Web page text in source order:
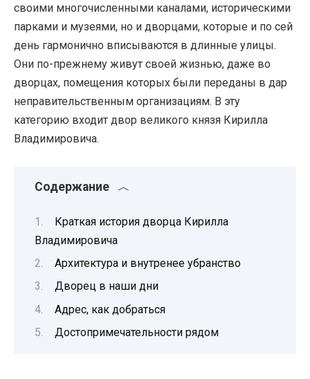
своими многочисленными каналами, историческими
парками и музеями, но и дворцами, которые и по сей
день гармонично вписываются в длинные улицы.
Они по-прежнему живут своей жизнью, даже во
дворцах, помещения которых были переданы в дар
неправительственным организациям. В эту
категорию входит двор великого князя Кирилла
Владимировича.
Содержание
Краткая история дворца Кирилла
Владимировича
Архитектура и внутренее убранство
Дворец в наши дни
Адрес, как добраться
Достопримечательности рядом